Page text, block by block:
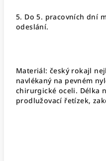
5. Do 5. pracovních dní
odeslání.
Materiál: český rokajl
navlékaný na pevném
chirurgické oceli. Délka
prodlužovací řetízek,